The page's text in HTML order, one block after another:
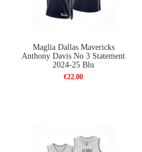
Maglia Dallas Mavericks
Anthony Davis No 3 Statement
2024-25 Blu
€22.00